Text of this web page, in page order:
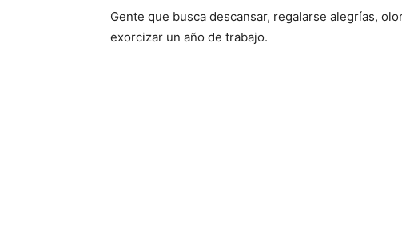
Gente que busca descansar, regalarse alegrías,
exorcizar un año de trabajo.